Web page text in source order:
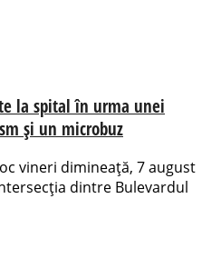
la spital în urma unei
și un microbuz
vineri dimineață, 7 august
dintre Bulevardul